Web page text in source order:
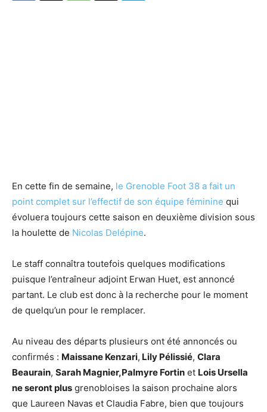
En cette fin de semaine, le Grenoble Foot 38 a fait un
point complet sur l’effectif de son équipe féminine qui
évoluera toujours cette saison en deuxième division sous
la houlette de Nicolas Delépine.
Le staff connaîtra toutefois quelques modifications
puisque l’entraîneur adjoint Erwan Huet, est annoncé
partant. Le club est donc à la recherche pour le moment
de quelqu’un pour le remplacer.
Au niveau des départs plusieurs ont été annoncés ou
confirmés : Maissane Kenzari, Lily Pélissié, Clara
Beaurain, Sarah Magnier,Palmyre Fortin et Lois Ursella
ne seront plus grenobloises la saison prochaine alors
que Laureen Navas et Claudia Fabre, bien que toujours